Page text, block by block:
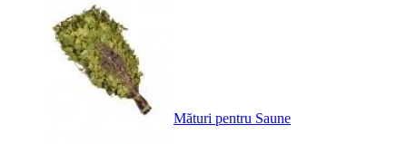
Mături pentru Saune